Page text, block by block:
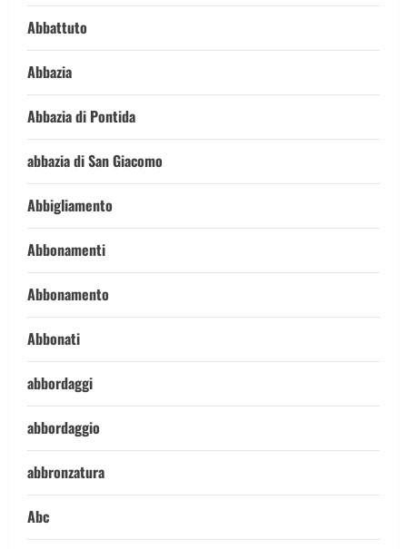
Abbattuto
Abbazia
Abbazia di Pontida
abbazia di San Giacomo
Abbigliamento
Abbonamenti
Abbonamento
Abbonati
abbordaggi
abbordaggio
abbronzatura
Abc